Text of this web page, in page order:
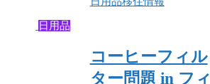
日用品
コーヒーフィル
ター問題 in フィ